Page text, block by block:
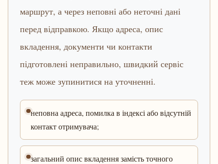
маршрут, а через неповні або неточні дані
перед відправкою. Якщо адреса, опис
вкладення, документи чи контакти
підготовлені неправильно, швидкий сервіс
теж може зупинитися на уточненні.
неповна адреса, помилка в індексі або відсутній
контакт отримувача;
загальний опис вкладення замість точного